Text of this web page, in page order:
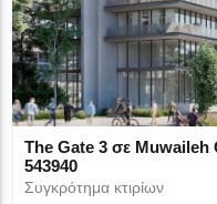
The Gate 3 σε
543940
Συγκρότημα κτιρίων